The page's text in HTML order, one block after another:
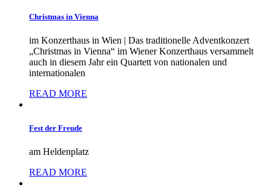
Christmas in Vienna
im Konzerthaus in Wien | Das traditionelle Adventkonzert
„Christmas in Vienna“ im Wiener Konzerthaus versammelt
auch in diesem Jahr ein Quartett von nationalen und
internationalen
READ MORE
Fest der Freude
am Heldenplatz
READ MORE